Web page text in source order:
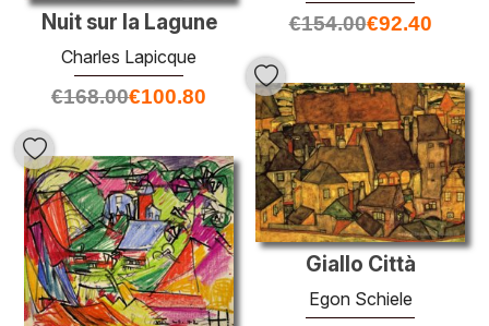
€154.00€92.40
Nuit sur la Lagune
Charles Lapicque
€168.00€100.80
Giallo Città
Egon Schiele